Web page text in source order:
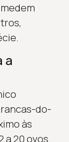
a
do-
às
a 20 ovos.